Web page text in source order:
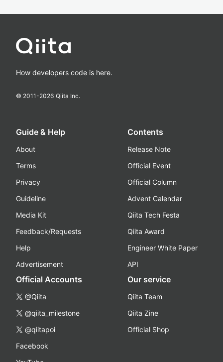
How developers code is here.
© 2011-2026 Qiita Inc.
Guide & Help
About
Terms
Privacy
Guideline
Media Kit
Feedback/Requests
Help
Advertisement
Contents
Release Note
Official Event
Official Column
Advent Calendar
Qiita Tech Festa
Qiita Award
Engineer White Paper
API
Official Accounts
@Qiita
@qiita_milestone
@qiitapoi
Facebook
Our service
Qiita Team
Qiita Zine
Official Shop